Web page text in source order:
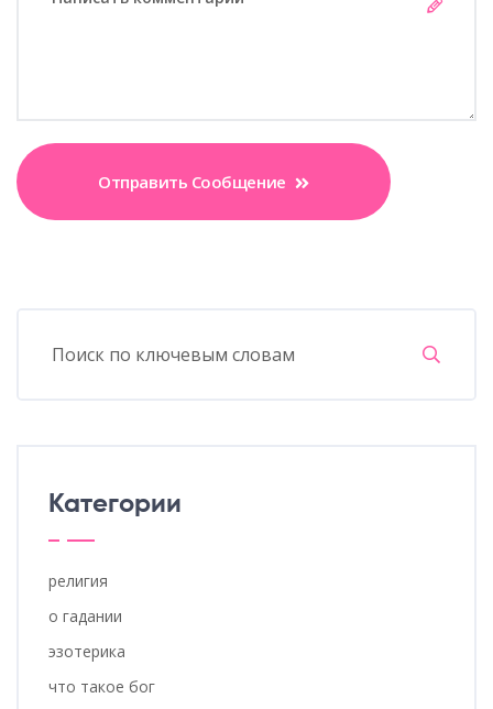
Отправить Сообщение
Категории
религия
о гадании
эзотерика
что такое бог